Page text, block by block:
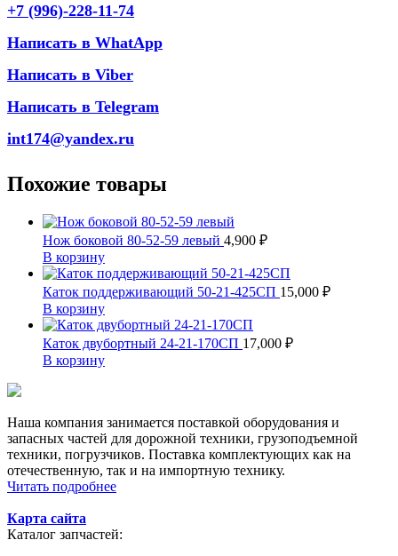
+7 (996)-228-11-74
Написать в WhatApp
Написать в Viber
Написать в Telegram
int174@yandex.ru
Похожие товары
Нож боковой 80-52-59 левый 4,900 ₽
В корзину
Каток поддерживающий 50-21-425СП 15,000 ₽
В корзину
Каток двубортный 24-21-170СП 17,000 ₽
В корзину
Наша компания занимается поставкой оборудования и
запасных частей для дорожной техники, грузоподъемной
техники, погрузчиков. Поставка комплектующих как на
отечественную, так и на импортную технику.
Читать подробнее
Карта сайта
Каталог запчастей: